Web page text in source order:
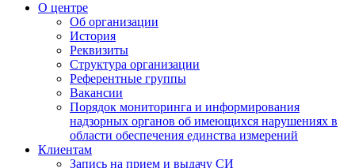
О центре
Об организации
История
Реквизиты
Структура организации
Референтные группы
Вакансии
Порядок мониторинга и информирования
надзорных органов об имеющихся нарушениях в
области обеспечения единства измерений
Клиентам
Запись на прием и выдачу СИ